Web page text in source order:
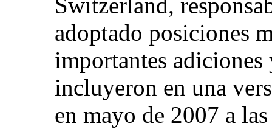
adoptado posiciones
importantes adiciones
incluyeron en una
en mayo de 2007 a